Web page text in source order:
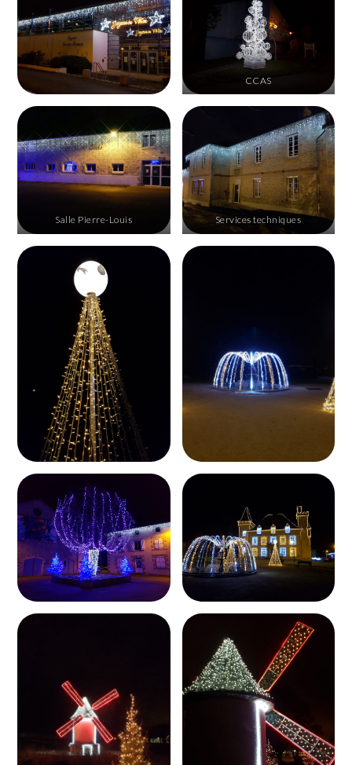
CCAS
Salle Pierre-Louis Services techniques